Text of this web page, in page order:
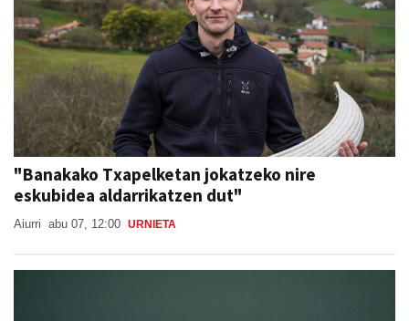
"Banakako Txapelketan jokatzeko nire
eskubidea aldarrikatzen dut"
Aiurri abu 07, 12:00 URNIETA